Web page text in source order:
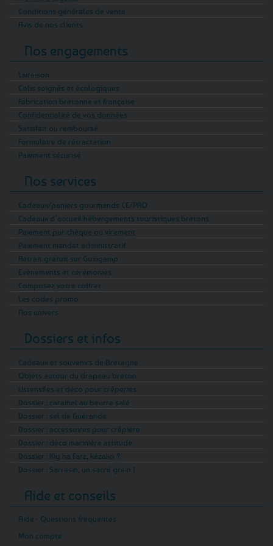
La sélection comprend également un sel de
un pot de 500 g, ainsi que plusieurs bains de
mer colorés fabriqués à Roscoff. Sel rose au
parfum fleuri, sel vert aux algues ou sel bleu
aux cristaux d’algues : ces différents formats
permettent de choisir l’univers olfactif et
visuel qui correspond le mieux à ses
Galet de bain effervescent et
Le galet de bain effervescent s’utilise
différemment du sel en grains. Il suffit de le
plonger entièrement dans l’eau chaude et de
le laisser se dissoudre. Le galet Fraise de
Plougastel libère progressivement une écume
colorée et un parfum fruité tout en créant une
agréable effervescence dans la baignoire.
La Bretagne gourmande inspire aussi un sel
artisanalement à Saint-Donan. Son parfum
sucré et caramélisé permet de profiter d’une
ambiance originale dans la salle de bain (ce
produit cosmétique n’est naturellement pas
destiné à être consommé).
Ces créations peuvent être intégrées à un
coffret de cosmétiques bretons, proposées
comme petite attention ou simplement
conservées dans la salle de bain pour
s’accorder régulièrement une pause parfumée.
Acheter des sels de bain bretons en
Les commandes sont préparées avec attention
Conditions générales de vente
Avis de nos clients
Nos engagements
Livraison
Colis soignés et écologiques
Fabrication bretonne et française
Confidentialité de vos données
Satisfait ou remboursé
Formulaire de rétractation
Paiement sécurisé
Nos services
Cadeaux/paniers gourmands CE/PRO
Cadeaux d’accueil hébergements touristiques bretons
Paiement par chèque ou virement
Paiement mandat administratif
Retrait gratuit sur Guingamp
Evénements et cérémonies
Composez votre coffret
Les codes promo
Nos univers
Dossiers et infos
Cadeaux et souvenirs de Bretagne
Objets autour du drapeau breton
Ustensiles et déco pour crêperies
Dossier : caramel au beurre salé
Dossier : sel de Guérande
Dossier : accessoires pour crêpière
Dossier : déco marinière attitude
Dossier : Kig ha Farz, kézako ?
Dossier : Sarrasin, un sacré grain !
Aide et conseils
Aide - Questions fréquentes
Mon compte